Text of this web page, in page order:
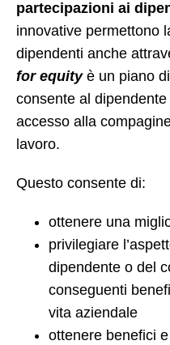
partecipazioni ai
innovative permettono
dipendenti anche
for equityè un piano
consente al
accesso alla
lavoro.
Questo consente di:
ottenere una
privilegiare
dipendente o del
conseguenti
vita aziendale
ottenere benefici